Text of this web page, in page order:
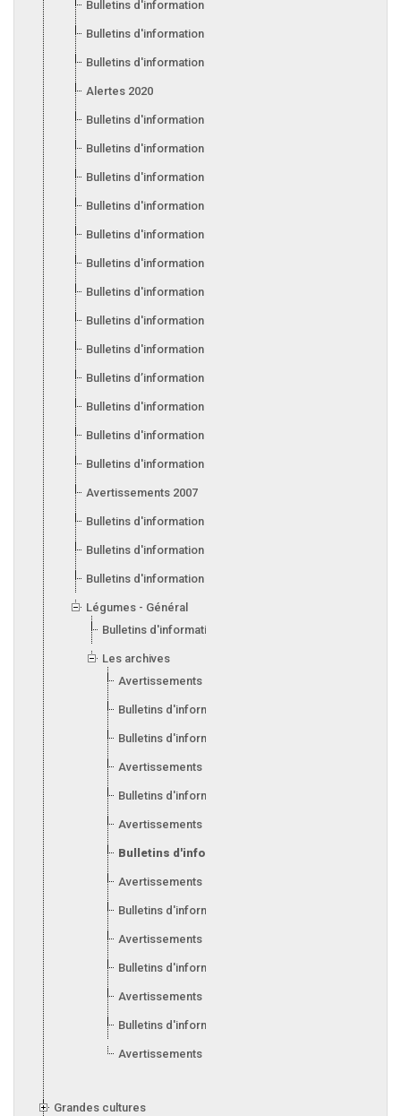
Bulletins d'information 2023
Bulletins d'information 2022
Bulletins d'information 2021
Alertes 2020
Bulletins d'information 2020
Bulletins d'information 2019
Bulletins d'information 2018
Bulletins d'information 2017
Bulletins d'information 2016
Bulletins d'information 2015
Bulletins d'information 2014
Bulletins d'information 2013
Bulletins d'information 2012
Bulletins d’information 2011
Bulletins d'information 2010
Bulletins d'information 2009
Bulletins d'information 2008
Avertissements 2007
Bulletins d'information 2007
Bulletins d'information 2006
Bulletins d'information 2005
Légumes - Général
Bulletins d'information 2017
Les archives
Avertissements 2015
Bulletins d'information 2014
Bulletins d'information 2010
Avertissements 2009
Bulletins d'information 2009
Avertissements 2008
Bulletins d'information 2008
Avertissements 2007
Bulletins d'information 2007
Avertissements 2006
Bulletins d'information 2006
Avertissements 2005
Bulletins d'information 2005
Avertissements 2004
Grandes cultures